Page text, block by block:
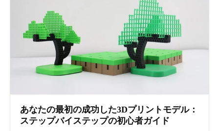
あなたの最初の成功した3Dプリントモデル：
ステップバイステップの初心者ガイド